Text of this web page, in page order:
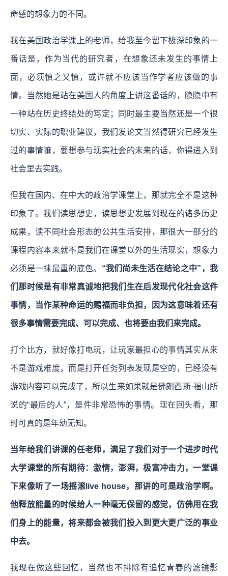
命感的想象力的不同。
我在美国政治学课上的老师，给我至今留下极深印象的一
番话是，作为当代的研究者，在想象还未发生的事情上
面，必须慎之又慎，或许就不应该当作学者应该做的事
情。当然她是站在美国人的角度上讲这番话的，隐隐中有
一种站在历史终结处的笃定；同时最主要当然还是一个很
切实、实际的职业建议，我们发论文当然得研究已经发生
过的事情嘛，要想参与现实社会的未来的话，你得进入到
社会里去实践。
但我在国内、在中大的政治学课堂上，那就完全不是这种
印象了。我们读思想史，读思想史发展到现在的诸多历史
成果，读不同社会形态的公共生活安排，那很大一部分的
课程内容本来就不是我们在课堂以外的生活现实，想象力
必须是一抹最重的底色。 “我们尚未生活在结论之中”，我
们那时候是有非常真诚地把我们生在后发现代化社会这件
事情，当作某种命运的赐福而非负担，因为这意味着还有
很多事情需要完成、可以完成、也将要由我们来完成。
打个比方，就好像打电玩，让玩家最担心的事情其实从来
不是游戏难度，而是打开任务列表发现是空的，已经没有
游戏内容可以完成了，所以生来如果就是佛朗西斯·福山所
说的“最后的人”，是件非常恐怖的事情。现在回头看，那
时可真的是年幼无知。
当年给我们讲课的任老师，满足了我们对于一个进步时代
大学课堂的所有期待：激情，澎湃，极富冲击力，一堂课
下来像听了一场摇滚live house，那讲的可是政治学啊。
他释放能量的时候给人一种毫无保留的感觉，仿佛用在我
们身上的能量，将来都会被我们投入到更大更广泛的事业
中去。
我现在做这些回忆，当然也不排除有追忆青春的滤镜影